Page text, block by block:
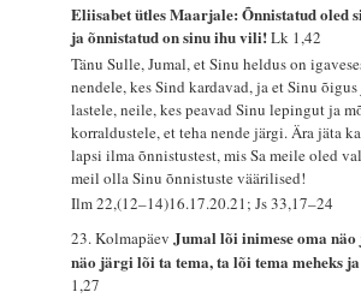
Eliisabet ütles Maarjale: Õnnistatud oled
ja õnnistatud on sinu ihu vili!Lk 1,42
Tänu Sulle, Jumal, et Sinu heldus on
nendele, kes Sind kardavad, ja et Sinu
lastele, neile, kes peavad Sinu lepingut ja
korraldustele, et teha nende järgi. Ära jäta
lapsi ilma õnnistustest, mis Sa meile oled
meil olla Sinu õnnistuste väärilised!
Ilm 22,(12–14)16.17.20.21; Js 33,17–24
23. KolmapäevJumal lõi inimese oma
näo järgi lõi ta tema, ta lõi tema meheks
1,27